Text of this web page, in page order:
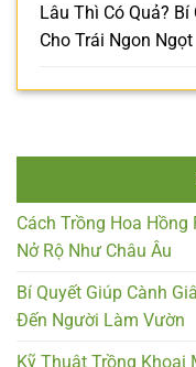
Lâu Thì Có Quả? Bí
Cho Trái Ngon Ngọt
Cách Trồng Hoa Hồng
Nở Rộ Như Châu Âu
Bí Quyết Giúp Cành
Đến Người Làm Vườn
Kỹ Thuật Trồng Khoai